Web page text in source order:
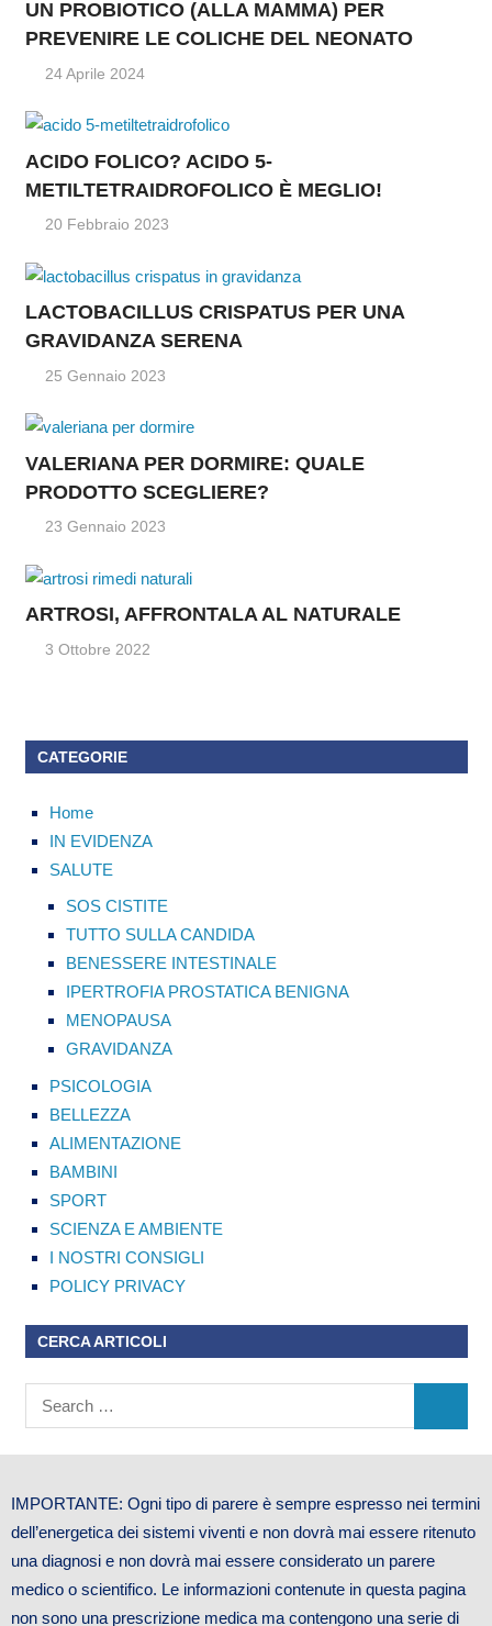
UN PROBIOTICO (ALLA MAMMA) PER
PREVENIRE LE COLICHE DEL NEONATO
24 Aprile 2024
ACIDO FOLICO? ACIDO 5-
METILTETRAIDROFOLICO È MEGLIO!
20 Febbraio 2023
LACTOBACILLUS CRISPATUS PER UNA
GRAVIDANZA SERENA
25 Gennaio 2023
VALERIANA PER DORMIRE: QUALE
PRODOTTO SCEGLIERE?
23 Gennaio 2023
ARTROSI, AFFRONTALA AL NATURALE
3 Ottobre 2022
CATEGORIE
Home
IN EVIDENZA
SALUTE
SOS CISTITE
TUTTO SULLA CANDIDA
BENESSERE INTESTINALE
IPERTROFIA PROSTATICA BENIGNA
MENOPAUSA
GRAVIDANZA
PSICOLOGIA
BELLEZZA
ALIMENTAZIONE
BAMBINI
SPORT
SCIENZA E AMBIENTE
I NOSTRI CONSIGLI
POLICY PRIVACY
CERCA ARTICOLI
IMPORTANTE: Ogni tipo di parere è sempre espresso nei termini
dell’energetica dei sistemi viventi e non dovrà mai essere ritenuto
una diagnosi e non dovrà mai essere considerato un parere
medico o scientifico. Le informazioni contenute in questa pagina
non sono una prescrizione medica ma contengono una serie di